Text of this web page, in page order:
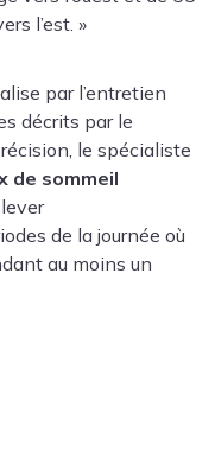
l’est. »
par l’entretien
décrits par le
le spécialiste
de sommeil
de la journée où
au moins un